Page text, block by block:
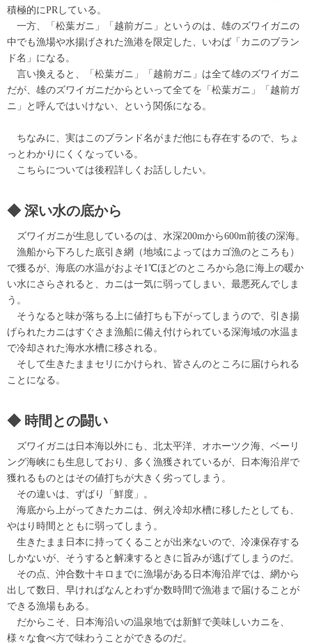
積極的にPRしている。
一方、「松葉ガニ」「越前ガニ」というのは、雄のズワイガニの
中でも漁場や水揚げされた漁港を限定した、いわば「カニのブラン
ド名」になる。
言い換えると、「松葉ガニ」「越前ガニ」は全て雄のズワイガニ
だが、雄のズワイガニだからといって全てを「松葉ガニ」「越前ガ
ニ」と呼んではいけない、という関係になる。
ちなみに、実はこのブランド名がまだ他にも存在するので、ちょ
っとわかりにくくなっている。
こちらについては後程詳しくお話ししたい。
深い水の底から
ズワイガニが生息しているのは、水深200mから600m前後の深海。
漁船から下ろした底引き網（地域によってはカゴ漁のところも）
で獲るが、海底の水温がおよそ1℃ほどのところから急に海上の暖か
い水にさらされると、カニは一気に弱ってしまい、最悪死んでしま
う。
そうなると味が落ちる上に値打ちも下がってしまうので、引き揚
げられたカニはすぐさま漁船に備え付けられている深海域の水温ま
で冷却された海水水槽に移される。
そして生きたままセリにかけられ、皆さんのところに届けられる
ことになる。
時間との闘い
ズワイガニは日本海以外にも、北太平洋、オホーツク海、ベーリ
ング海峡にも生息しており、多く漁獲されているが、日本海沿岸で
獲れるものとはその値打ちが大きく劣ってしまう。
その違いは、ずばり「鮮度」。
海底から上がってきたカニは、例え冷却水槽に移したとしても、
やはり時間とともに弱ってしまう。
生きたまま日本に持ってくることが出来ないので、冷凍保存する
しかないが、そうすると解凍するときに旨みが逃げてしまうのだ。
その点、沖合数十キロまでに漁場がある日本海沿岸では、網から
出して数日、早ければなんとわずか数時間で漁港まで届けることが
できる漁場もある。
だからこそ、日本海沿いの温泉地では新鮮で美味しいカニを、
様々な食べ方で味わうことができるのだ。